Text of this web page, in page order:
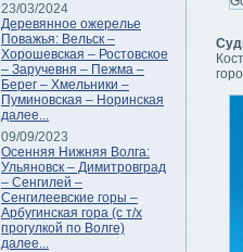
23/03/2024
Деревянное ожерелье
Поважья: Вельск –
Хорошевская – Ростовское
– Заручевня – Пежма –
Берег – Хмельники –
Пуминовская – Норинская
далее...
09/09/2023
Осенняя Нижняя Волга:
Ульяновск – Димитровград
– Сенгилей –
Сенгилеевские горы –
Арбугинская гора (с т/х
прогулкой по Волге)
далее...